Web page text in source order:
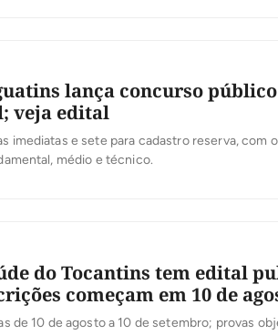
lança concurso
veja edital
imediatas e sete para cadastro reserva, com
médio e técnico.
do Tocantins tem edital
começam em 10 de
de 10 de agosto a 10 de setembro; provas